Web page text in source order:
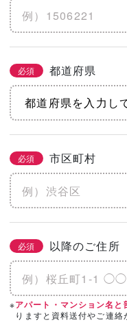
必須 都道府県
必須 市区町村
必須 以降のご住所
※アパート・マンション名と
りますと資料送付やご連絡